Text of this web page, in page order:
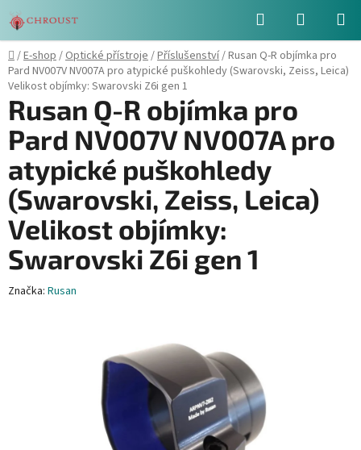
na
obsah
Hledat
KOŠÍK
Domů
/E-shop/Optické přístroje/Příslušenství/Rusan Q-R objímka pro
Pard NV007V NV007A pro atypické puškohledy (Swarovski, Zeiss, Leica)
Velikost objímky: Swarovski Z6i gen 1
Rusan Q-R objímka pro
Pard NV007V NV007A pro
atypické puškohledy
(Swarovski, Zeiss, Leica)
Velikost objímky:
Swarovski Z6i gen 1
Značka: Rusan